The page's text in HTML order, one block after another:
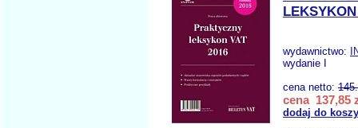
wydawnictwo:
wydanie I
cena netto:
cena 137,85
dodaj do